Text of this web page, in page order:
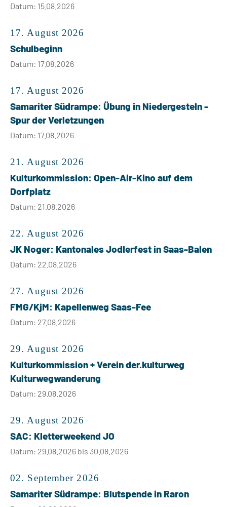
Datum: 15.08.2026
17. August 2026
Schulbeginn
Datum: 17.08.2026
17. August 2026
Samariter Südrampe: Übung in Niedergesteln -
Spur der Verletzungen
Datum: 17.08.2026
21. August 2026
Kulturkommission: Open-Air-Kino auf dem
Dorfplatz
Datum: 21.08.2026
22. August 2026
JK Noger: Kantonales Jodlerfest in Saas-Balen
Datum: 22.08.2026
27. August 2026
FMG/KjM: Kapellenweg Saas-Fee
Datum: 27.08.2026
29. August 2026
Kulturkommission + Verein der.kulturweg
Kulturwegwanderung
Datum: 29.08.2026
29. August 2026
SAC: Kletterweekend JO
Datum: 29.08.2026 bis 30.08.2026
02. September 2026
Samariter Südrampe: Blutspende in Raron